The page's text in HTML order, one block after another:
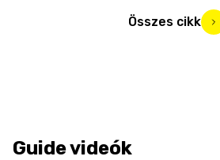
Összes cikk
Guide videók